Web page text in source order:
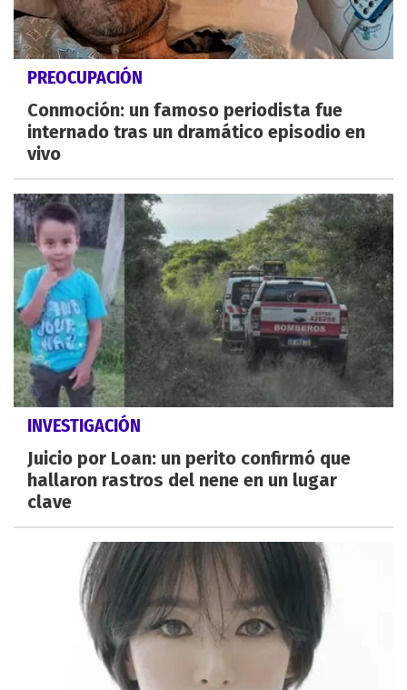
PREOCUPACIÓN
Conmoción: un famoso periodista fue
internado tras un dramático episodio en
vivo
INVESTIGACIÓN
Juicio por Loan: un perito confirmó que
hallaron rastros del nene en un lugar
clave